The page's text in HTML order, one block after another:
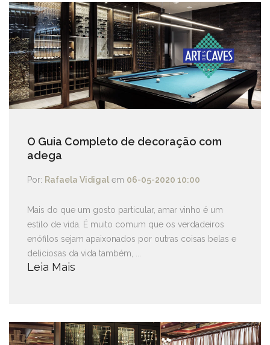
O Guia Completo de decoração com
adega
Por: Rafaela Vidigal em 06-05-2020 10:00
Mais do que um gosto particular, amar vinho é um
estilo de vida. É muito comum que os verdadeiros
enófilos sejam apaixonados por outras coisas belas e
deliciosas da vida também, ...
Leia Mais